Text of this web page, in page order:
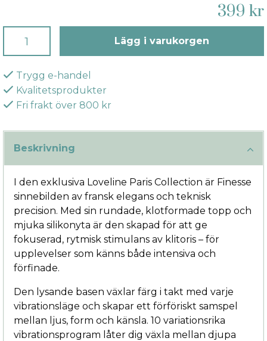
399 kr
Lägg i varukorgen
Trygg e-handel
Kvalitetsprodukter
Fri frakt över 800 kr
Beskrivning
I den exklusiva Loveline Paris Collection är Finesse
sinnebilden av fransk elegans och teknisk
precision. Med sin rundade, klotformade topp och
mjuka silikonyta är den skapad för att ge
fokuserad, rytmisk stimulans av klitoris – för
upplevelser som känns både intensiva och
förfinade.
Den lysande basen växlar färg i takt med varje
vibrationsläge och skapar ett förföriskt samspel
mellan ljus, form och känsla. 10 variationsrika
vibrationsprogram låter dig växla mellan djupa